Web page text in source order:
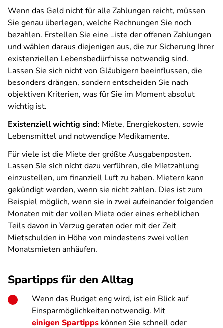
Wenn das Geld nicht für alle Zahlungen reicht, müssen
Sie genau überlegen, welche Rechnungen Sie noch
bezahlen. Erstellen Sie eine Liste der offenen Zahlungen
und wählen daraus diejenigen aus, die zur Sicherung Ihrer
existenziellen Lebensbedürfnisse notwendig sind.
Lassen Sie sich nicht von Gläubigern beeinflussen, die
besonders drängen, sondern entscheiden Sie nach
objektiven Kriterien, was für Sie im Moment absolut
wichtig ist.
Existenziell wichtig sind: Miete, Energiekosten, sowie
Lebensmittel und notwendige Medikamente.
Für viele ist die Miete der größte Ausgabenposten.
Lassen Sie sich nicht dazu verführen, die Mietzahlung
einzustellen, um finanziell Luft zu haben. Mietern kann
gekündigt werden, wenn sie nicht zahlen. Dies ist zum
Beispiel möglich, wenn sie in zwei aufeinander folgenden
Monaten mit der vollen Miete oder eines erheblichen
Teils davon in Verzug geraten oder mit der Zeit
Mietschulden in Höhe von mindestens zwei vollen
Monatsmieten anhäufen.
Spartipps für den Alltag
Wenn das Budget eng wird, ist ein Blick auf
Einsparmöglichkeiten notwendig. Mit
einigen Spartipps können Sie schnell oder